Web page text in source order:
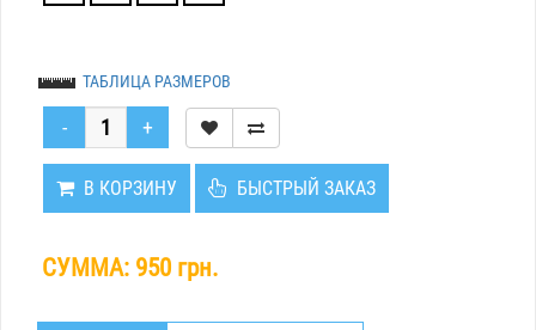
ТАБЛИЦА РАЗМЕРОВ
В КОРЗИНУ БЫСТРЫЙ ЗАКАЗ
СУММА: 950 грн.